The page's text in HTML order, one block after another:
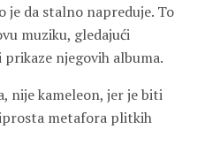
je da stalno napreduje. To
muziku, gledajući
njegovih albuma.
nije kameleon, jer je biti
metafora plitkih